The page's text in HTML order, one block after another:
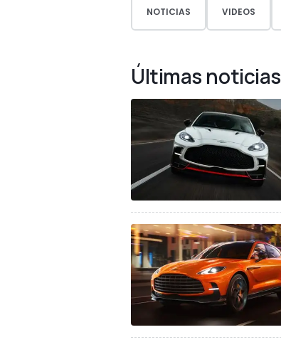
NOTICIAS VIDEOS
Últimas noticias